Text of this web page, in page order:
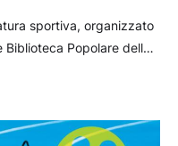
sportiva, organizzato
Biblioteca Popolare dello